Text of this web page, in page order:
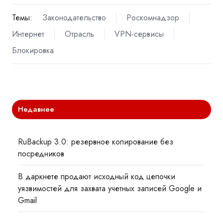
Темы: Законодательство
Роскомнадзор
Интернет
Отрасль
VPN-сервисы
Блокировка
Недавнее
RuBackup 3.0: резервное копирование без
посредников
В даркнете продают исходный код цепочки
уязвимостей для захвата учетных записей Google и
Gmail